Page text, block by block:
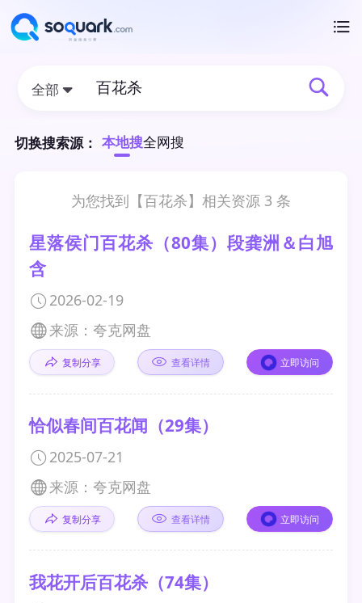
全部
切换搜索源： 本地搜全网搜
为您找到【百花杀】相关资源 3 条
星落侯门百花杀（80集）段龚洲＆白旭
含
2026-02-19
来源：夸克网盘
复制分享 查看详情 立即访问
恰似春间百花闻（29集）
2025-07-21
来源：夸克网盘
复制分享 查看详情 立即访问
我花开后百花杀（74集）